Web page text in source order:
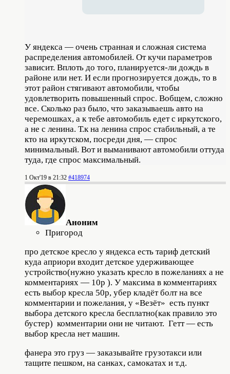
У яндекса — очень странная и сложная система
распределения автомобилей. От кучи параметров
зависит. Вплоть до того, планируется-ли дождь в
районе или нет. И если прогнозируется дождь, то в
этот район стягивают автомобили, чтобы
удовлетворить повышенный спрос. Вобщем, сложно
все. Сколько раз было, что заказываешь авто на
черемошках, а к тебе автомобиль едет с иркутского,
а не с ленина. Т.к на ленина спрос стабильный, а те
кто на иркутском, посреди дня, — спрос
минимальный. Вот и выманивают автомобили оттуда
туда, где спрос максимальный.
1 Окт'19 в 21:32 #418974
Аноним
Пригород
про детское кресло у яндекса есть тариф детский
куда априори входит детское удерживающее
устройство(нужно указать кресло в пожеланиях а не
комментариях — 10р ). У максима в комментариях
есть выбор кресла 50р, убер кладёт болт на все
комментарии и пожелания, у «Везёт» есть пункт
выбора детского кресла бесплатно(как правило это
бустер) комментарии они не читают. Гетт — есть
выбор кресла нет машин.
фанера это груз — заказывайте грузотакси или
тащите пешком, на санках, самокатах и т.д.